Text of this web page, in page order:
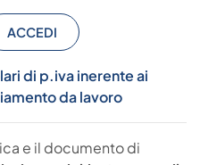
ACCEDI
di p.iva inerente ai
da lavoro
e il documento di